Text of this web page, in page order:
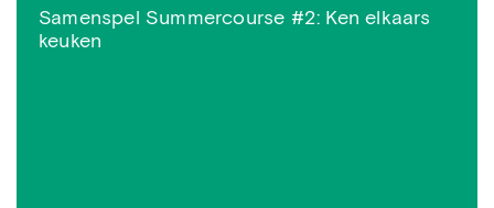
Samenspel Summercourse #2: Ken elkaars
keuken